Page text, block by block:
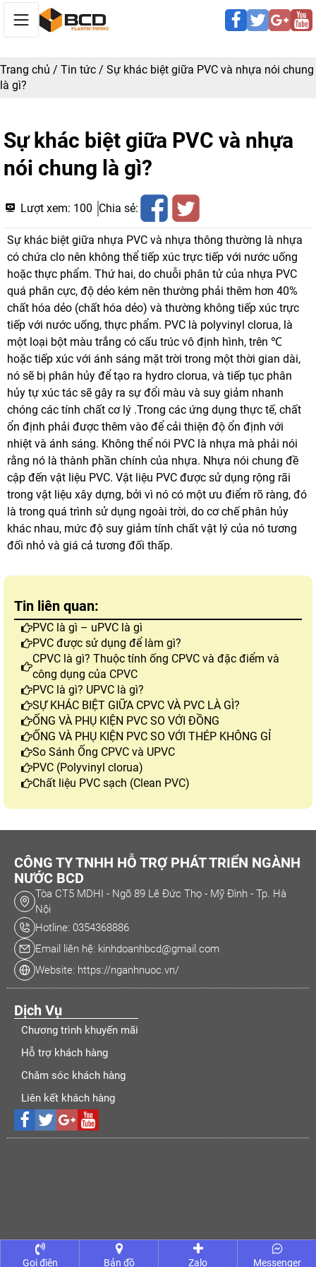
Trang chủ / Tin tức / Sự khác biệt giữa PVC và nhựa nói chung
là gì?
Sự khác biệt giữa PVC và nhựa
nói chung là gì?
Lượt xem: 100 Chia sẻ:
Sự khác biệt giữa nhựa PVC và nhựa thông thường là nhựa
có chứa clo nên không thể tiếp xúc trực tiếp với nước uống
hoặc thực phẩm. Thứ hai, do chuỗi phân tử của nhựa PVC
quá phân cực, độ dẻo kém nên thường phải thêm hơn 40%
chất hóa dẻo (chất hóa dẻo) và thường không tiếp xúc trực
tiếp với nước uống, thực phẩm. PVC là polyvinyl clorua, là
một loại bột màu trắng có cấu trúc vô định hình, trên ℃
hoặc tiếp xúc với ánh sáng mặt trời trong một thời gian dài,
nó sẽ bị phân hủy để tạo ra hydro clorua, và tiếp tục phân
hủy tự xúc tác sẽ gây ra sự đổi màu và suy giảm nhanh
chóng các tính chất cơ lý .Trong các ứng dụng thực tế, chất
ổn định phải được thêm vào để cải thiện độ ổn định với
nhiệt và ánh sáng. Không thể nói PVC là nhựa mà phải nói
rằng nó là thành phần chính của nhựa. Nhựa nói chung đề
cập đến vật liệu PVC. Vật liệu PVC được sử dụng rộng rãi
trong vật liệu xây dựng, bởi vì nó có một ưu điểm rõ ràng, đó
là trong quá trình sử dụng ngoài trời, do cơ chế phân hủy
khác nhau, mức độ suy giảm tính chất vật lý của nó tương
đối nhỏ và giá cả tương đối thấp.
Tin liên quan:
PVC là gì – uPVC là gì
PVC được sử dụng để làm gì?
CPVC là gì? Thuộc tính ống CPVC và đặc điểm và
công dụng của CPVC
PVC là gì? UPVC là gì?
SỰ KHÁC BIỆT GIỮA CPVC VÀ PVC LÀ GÌ?
ỐNG VÀ PHỤ KIỆN PVC SO VỚI ĐỒNG
ỐNG VÀ PHỤ KIỆN PVC SO VỚI THÉP KHÔNG GỈ
So Sánh Ống CPVC và UPVC
PVC (Polyvinyl clorua)
Chất liệu PVC sạch (Clean PVC)
CÔNG TY TNHH HỖ TRỢ PHÁT TRIỂN NGÀNH
NƯỚC BCD
Tòa CT5 MDHI - Ngõ 89 Lê Đức Thọ - Mỹ Đình - Tp. Hà
Nội
Hotline: 0354368886
Email liên hệ: kinhdoanhbcd@gmail.com
Website: https://nganhnuoc.vn/
Dịch Vụ
Chương trình khuyến mãi
Hỗ trợ khách hàng
Chăm sóc khách hàng
Liên kết khách hàng
Gọi điện Bản đồ Zalo Messenger